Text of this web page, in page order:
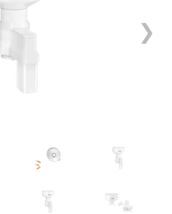
❯